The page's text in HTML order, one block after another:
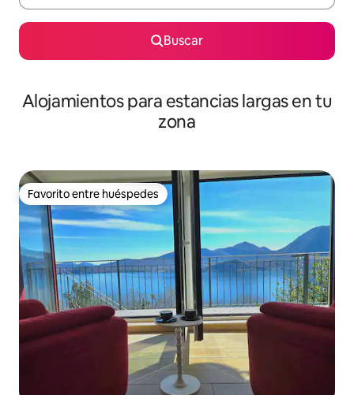
Buscar
Alojamientos para estancias largas en tu
zona
Favorito entre huéspedes
Favorito entre huéspedes